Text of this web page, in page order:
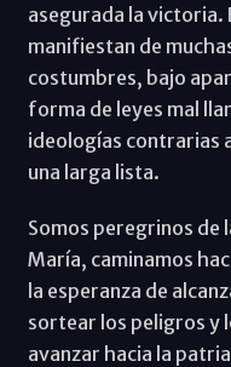
asegurada la victoria.
manifiestan de
costumbres, bajo
forma de leyes mal
ideologías contrarias
una larga lista.
Somos peregrinos de
María, caminamos
la esperanza de
sortear los peligros y
avanzar hacia la